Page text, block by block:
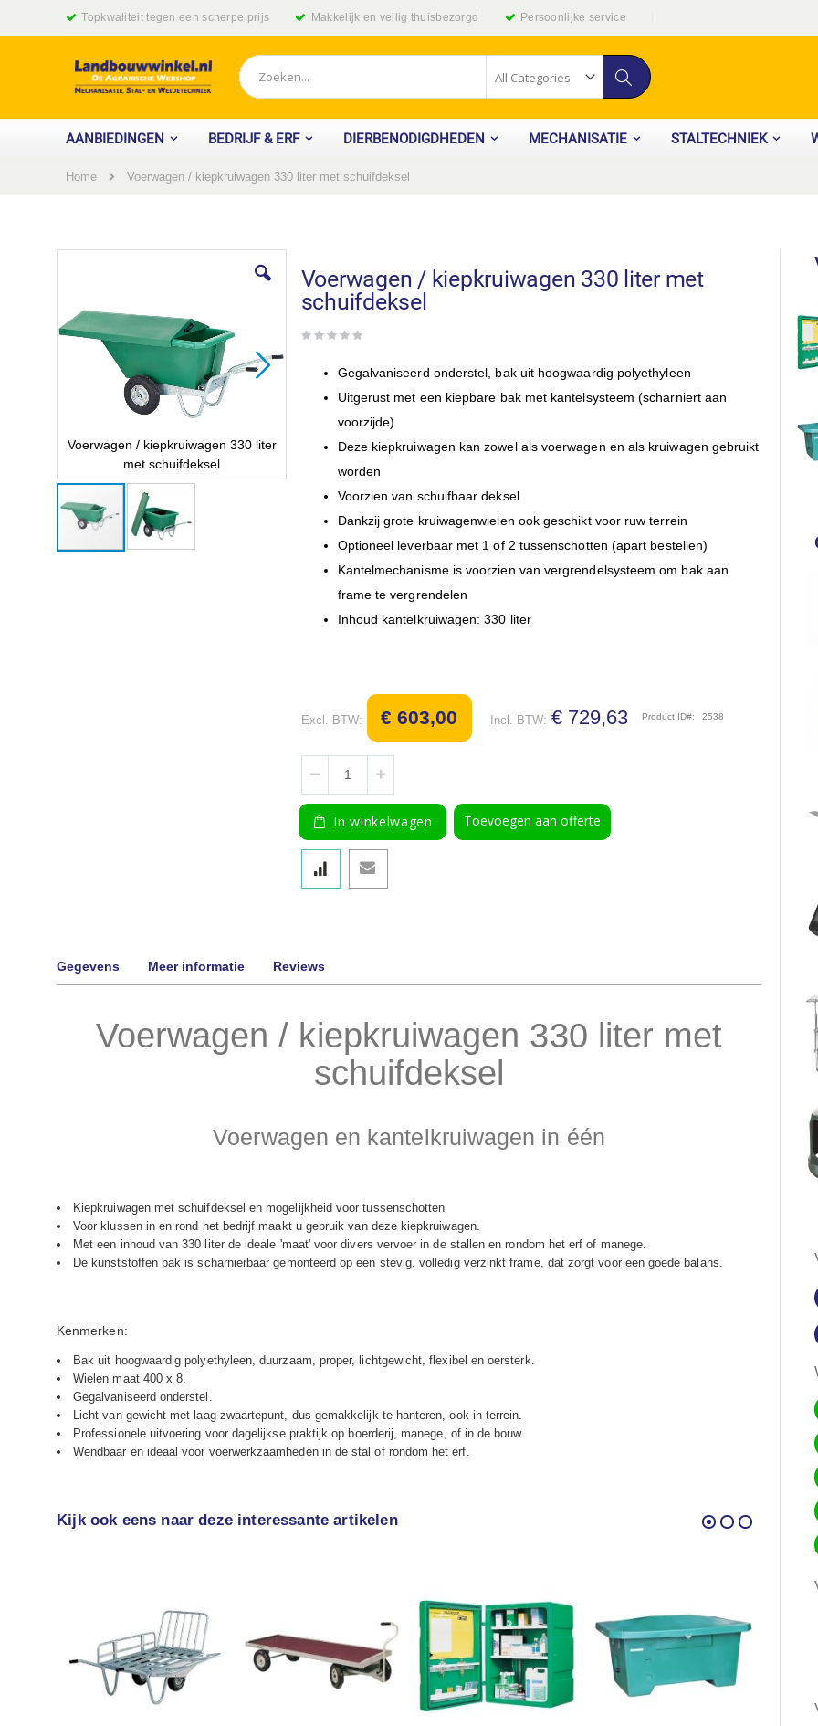
Ga
naar
inhoud
Topkwaliteit tegen een scherpe prijs Makkelijk en veilig thuisbezorgd Persoonlijke service
Zoek
Zoek
AANBIEDINGEN BEDRIJF & ERF DIERBENODIGDHEDEN MECHANISATIE STALTECHNIEK
Home Voerwagen / kiepkruiwagen 330 liter met schuifdeksel
van
de
afbeeldingen-
Voerwagen / kiepkruiwagen 330 liter
met schuifdeksel
Voerwagen / kiepkruiwagen 330 liter
met schuifdeksel
Voerwagen / kiepkruiwagen 330 liter met
schuifdeksel
Gegalvaniseerd onderstel, bak uit hoogwaardig polyethyleen
Uitgerust met een kiepbare bak met kantelsysteem (scharniert aan
voorzijde)
Deze kiepkruiwagen kan zowel als voerwagen en als kruiwagen gebruikt
worden
Voorzien van schuifbaar deksel
Dankzij grote kruiwagenwielen ook geschikt voor ruw terrein
Optioneel leverbaar met 1 of 2 tussenschotten (apart bestellen)
Kantelmechanisme is voorzien van vergrendelsysteem om bak aan
frame te vergrendelen
Inhoud kantelkruiwagen: 330 liter
€ 603,00 € 729,63 Product ID 2538
In winkelwagen Toevoegen aan offerte
Gegevens
Voerwagen / kiepkruiwagen 330 liter met
schuifdeksel
Voerwagen en kantelkruiwagen in één
Kiepkruiwagen met schuifdeksel en mogelijkheid voor tussenschotten
Voor klussen in en rond het bedrijf maakt u gebruik van deze kiepkruiwagen.
Met een inhoud van 330 liter de ideale 'maat' voor divers vervoer in de stallen en rondom het erf of manege.
De kunststoffen bak is scharnierbaar gemonteerd op een stevig, volledig verzinkt frame, dat zorgt voor een goede balans.
Kenmerken:
Bak uit hoogwaardig polyethyleen, duurzaam, proper, lichtgewicht, flexibel en oersterk.
Wielen maat 400 x 8.
Gegalvaniseerd onderstel.
Licht van gewicht met laag zwaartepunt, dus gemakkelijk te hanteren, ook in terrein.
Professionele uitvoering voor dagelijkse praktijk op boerderij, manege, of in de bouw.
Wendbaar en ideaal voor voerwerkzaamheden in de stal of rondom het erf.
Meer informatie Reviews
Kijk ook eens naar deze interessante artikelen